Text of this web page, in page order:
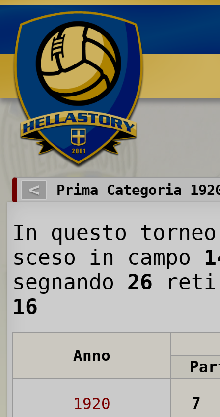
Benvenuti su HELLASTORY.net
< Prima Categoria
In questo
sceso in campo
segnando 26 reti
16
Anno
1920 7